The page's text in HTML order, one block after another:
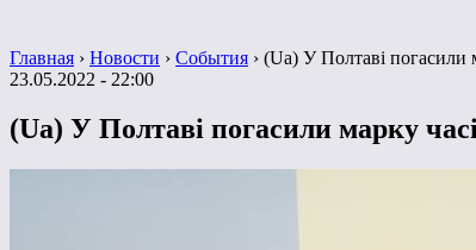
Главная › Новости › События › (Ua) У Полтаві погасили
23.05.2022 - 22:00
(Ua) У Полтаві погасили марку